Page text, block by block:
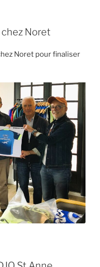
Noret
Noret pour finaliser